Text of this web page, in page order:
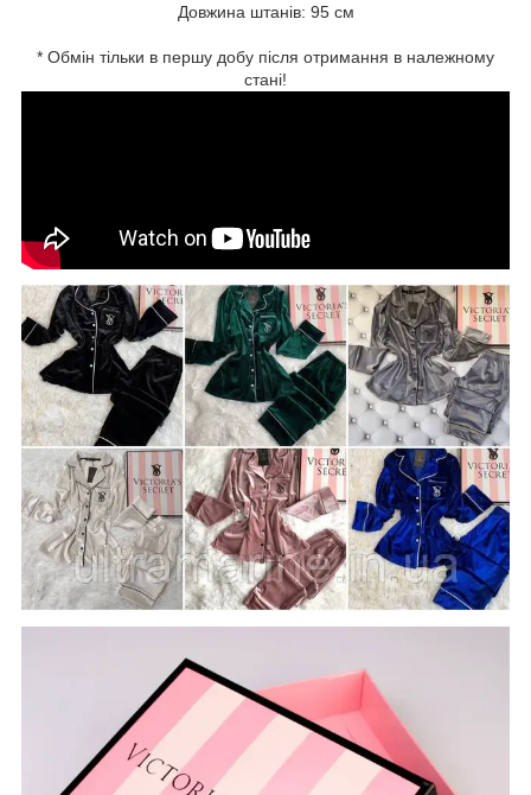
Довжина штанів: 95 см
* Обмін тільки в першу добу після отримання в належному
стані!